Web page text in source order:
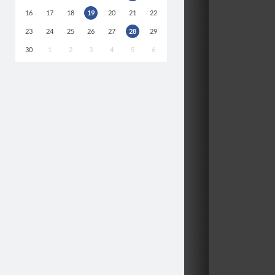
16 17 18 19 20 21 22
23 24 25 26 27 28 29
30 1 2 3 4 5 6